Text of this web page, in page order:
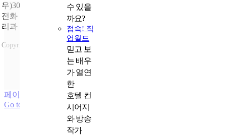
수 있을
까요?
접속! 직
업월드
믿고 보
는 배우
가 열연
한
호텔 컨
시어지
와 방송
작가
우)30113 세종특별자치시 도움4로 9
전화
문의: 국가보훈부 제대군인국 제대군인일자
리과
Copyright ⓒ 2023국가보훈부 All rights reserved.
국가보훈부 +
제대군인지원센터 +
페이지 로드 링크
Go to Top